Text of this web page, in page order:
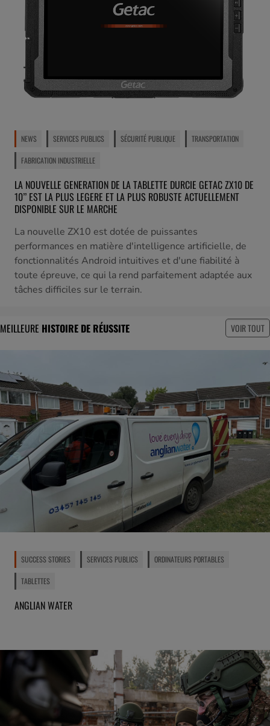
NEWS SERVICES PUBLICS SÉCURITÉ PUBLIQUE TRANSPORTATION
FABRICATION INDUSTRIELLE
LA NOUVELLE GENERATION DE LA TABLETTE DURCIE GETAC ZX10 DE
10’’ EST LA PLUS LEGERE ET LA PLUS ROBUSTE ACTUELLEMENT
DISPONIBLE SUR LE MARCHE
La nouvelle ZX10 est dotée de puissantes
performances en matière d'intelligence artificielle, de
fonctionnalités Android intuitives et d'une fiabilité à
toute épreuve, ce qui la rend parfaitement adaptée aux
tâches difficiles sur le terrain.
MEILLEURE HISTOIRE DE RÉUSSITE VOIR TOUT
SUCCESS STORIES SERVICES PUBLICS ORDINATEURS PORTABLES
TABLETTES
ANGLIAN WATER